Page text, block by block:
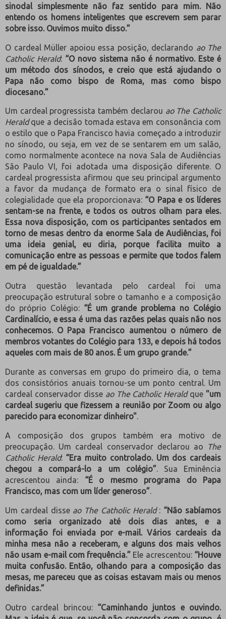
sinodal simplesmente não faz sentido para mim. Não
entendo os homens inteligentes que escrevem sem parar
sobre isso. Ouvimos muito disso.”
O cardeal Müller apoiou essa posição, declarando ao The
Catholic Herald: “O novo sistema não é normativo. Este é
um método dos sínodos, e creio que está ajudando o
Papa não como bispo de Roma, mas como bispo
diocesano.”
Um cardeal progressista também declarou ao The Catholic
Heraldque a decisão tomada estava em consonância com
o estilo que o Papa Francisco havia começado a introduzir
no sínodo, ou seja, em vez de se sentarem em um salão,
como normalmente acontece na nova Sala de Audiências
São Paulo VI, foi adotada uma disposição diferente. O
cardeal progressista afirmou que seu principal argumento
a favor da mudança de formato era o sinal físico de
colegialidade que ela proporcionava: “O Papa e os líderes
sentam-se na frente, e todos os outros olham para eles.
Essa nova disposição, com os participantes sentados em
torno de mesas dentro da enorme Sala de Audiências, foi
uma ideia genial, eu diria, porque facilita muito a
comunicação entre as pessoas e permite que todos falem
em pé de igualdade.”
Outra questão levantada pelo cardeal foi uma
preocupação estrutural sobre o tamanho e a composição
do próprio Colégio: “É um grande problema no Colégio
Cardinalício, e essa é uma das razões pelas quais não nos
conhecemos. O Papa Francisco aumentou o número de
membros votantes do Colégio para 133, e depois há todos
aqueles com mais de 80 anos. É um grupo grande.”
Durante as conversas em grupo do primeiro dia, o tema
dos consistórios anuais tornou-se um ponto central. Um
cardeal conservador disse ao The Catholic Heraldque "um
cardeal sugeriu que fizessem a reunião por Zoom ou algo
parecido para economizar dinheiro".
A composição dos grupos também era motivo de
preocupação. Um cardeal conservador declarou ao
The
Catholic Herald: “Era muito controlado. Um dos cardeais
chegou a compará-lo a um colégio”. Sua Eminência
acrescentou ainda: “É o mesmo programa do Papa
Francisco, mas com um líder generoso”.
Um cardeal disse ao The Catholic Herald: “Não sabíamos
como seria organizado até dois dias antes, e a
informação foi enviada por e-mail. Vários cardeais da
minha mesa não a receberam, e alguns dos mais velhos
não usam e-mail com frequência.” Ele acrescentou: “Houve
muita confusão. Então, olhando para a composição das
mesas, me pareceu que as coisas estavam mais ou menos
definidas.”
Outro cardeal brincou: “Caminhando juntos e ouvindo.